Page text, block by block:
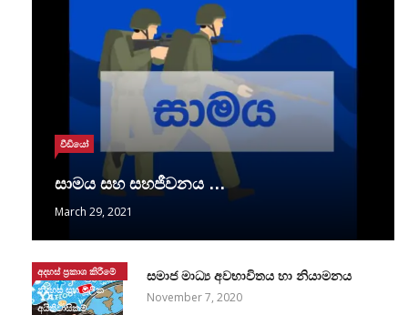
වීඩියෝ
සාමය සහ සහජීවනය …
March 29, 2021
අදහස් ප්‍රකාශ කිරීමේ
නිදහස සහ මූලික
අයිතිවාසිකම්
සමාජ මාධ්‍ය අවභාවිතය හා නියාමනය
November 7, 2020